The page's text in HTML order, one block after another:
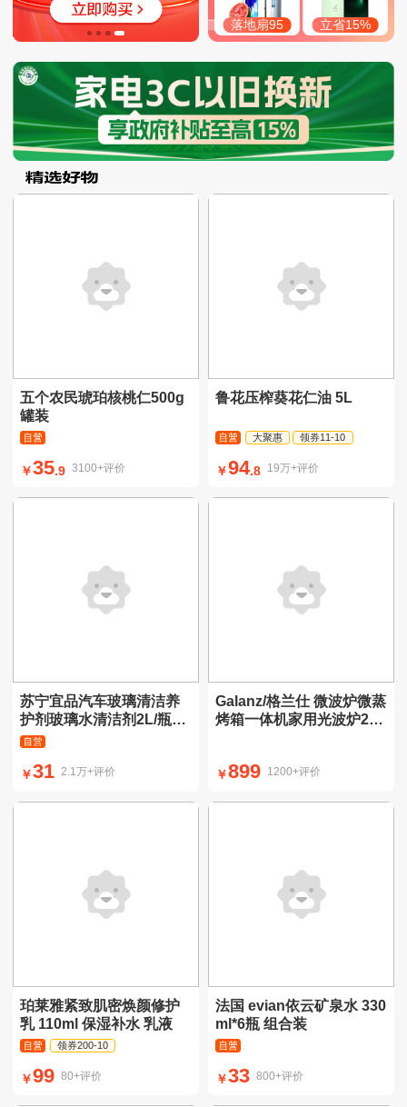
落地扇95 立省15%
五个农民琥珀核桃仁500g
罐装
￥35.9 3100+评价
苏宁宜品汽车玻璃清洁养
护剂玻璃水清洁剂2L/瓶2
瓶装【驱水防雨】
￥31 2.1万+评价
珀莱雅紧致肌密焕颜修护
乳 110ml 保湿补水 乳液
领券200-10
￥99 80+评价
鲁花压榨葵花仁油 5L
大聚惠 领券11-10
￥94.8 19万+评价
Galanz/格兰仕 微波炉微蒸
烤箱一体机家用光波炉23
￥899 1200+评价
法国 evian依云矿泉水 330
ml*6瓶 组合装
￥33 800+评价